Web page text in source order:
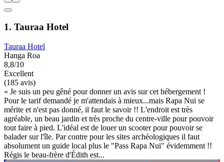
1. Tauraa Hotel
Tauraa Hotel
Hanga Roa
8,8/10
Excellent
(185 avis)
« Je suis un peu gêné pour donner un avis sur cet hébergement !
Pour le tarif demandé je m'attendais à mieux...mais Rapa Nui se
mérite et n'est pas donné, il faut le savoir !! L'endroit est très
agréable, un beau jardin et très proche du centre-ville pour pouvoir
tout faire à pied. L'idéal est de louer un scooter pour pouvoir se
balader sur l'île. Par contre pour les sites archéologiques il faut
absolument un guide local plus le "Pass Rapa Nui" évidemment !!
Régis le beau-frère d'Édith est...